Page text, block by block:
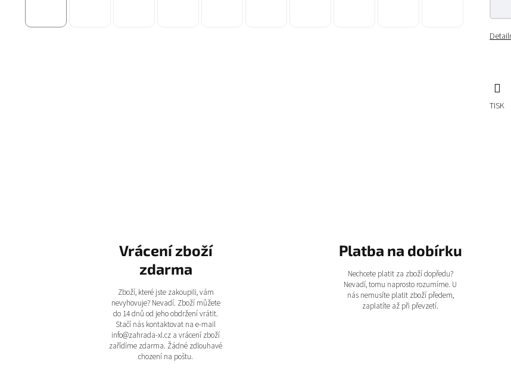
TISK
Vrácení zboží
zdarma
Zboží, které jste zakoupili, vám
nevyhovuje? Nevadí. Zboží můžete
do 14 dnů od jeho obdržení vrátit.
Stačí nás kontaktovat na e-mail
info@zahrada-xl.cz a vrácení zboží
zařídíme zdarma. Žádné zdlouhavé
chození na poštu.
Platba na dobírku
Nechcete platit za zboží dopředu?
Nevadí, tomu naprosto rozumíme. U
nás nemusíte platit zboží předem,
zaplatíte až při převzetí.